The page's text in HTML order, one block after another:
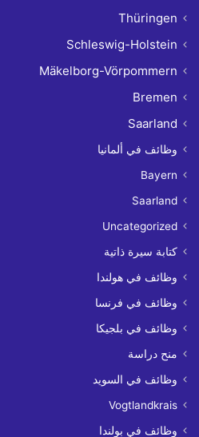
Thüringen
Schleswig-Holstein
Mäkelborg-Vörpommern
Bremen
Saarland
وظائف في ألمانيا
Bayern
Saarland
Uncategorized
كتابة سيرة ذاتية
وظائف في هولندا
وظائف في فرنسا
وظائف في بلجيكا
منح دراسة
وظائف في السويد
Vogtlandkrais
وظائف في بولندا